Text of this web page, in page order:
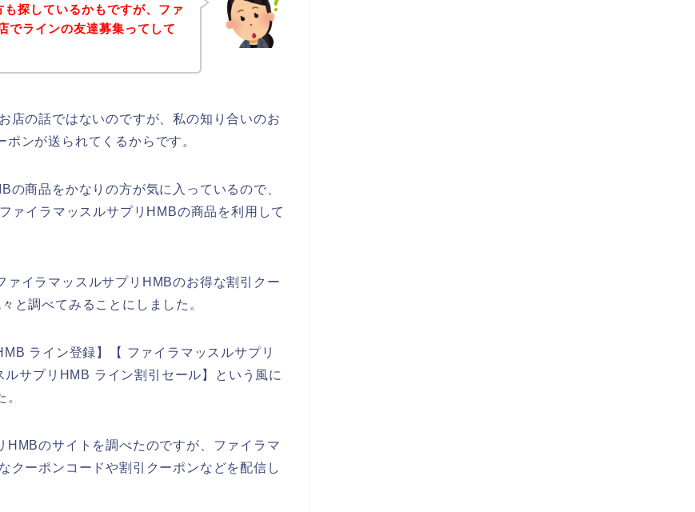
探しているかもですが、ファ
でラインの友達募集ってして
店の話ではないのですが、私の知り合いのお
ンが送られてくるからです。
商品をかなりの方が気に入っているので、
イラマッスルサプリHMBの商品を利用して
イラマッスルサプリHMBのお得な割引クー
と調べてみることにしました。
ライン登録】【 ファイラマッスルサプリ
サプリHMB ライン割引セール】という風に
のサイトを調べたのですが、ファイラマ
クーポンコードや割引クーポンなどを配信し